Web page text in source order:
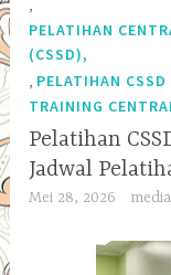
PELATIHAN
(CSSD),
PELATIHAN CSSD
TRAINING
Pelatihan
Jadwal
Mei 28, 2026